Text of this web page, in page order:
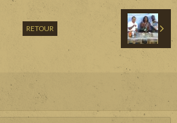
RETOUR
Email